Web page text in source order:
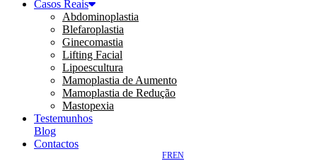
Casos Reais
Abdominoplastia
Blefaroplastia
Ginecomastia
Lifting Facial
Lipoescultura
Mamoplastia de Aumento
Mamoplastia de Redução
Mastopexia
Testemunhos
Blog
Contactos
EN
FR